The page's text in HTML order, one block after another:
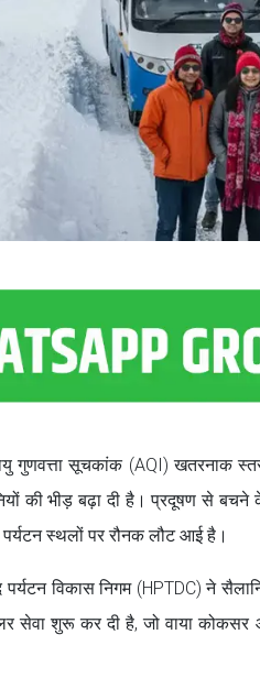
गुणवत्ता सूचकांक (AQI) खतरनाक
की भीड़ बढ़ा दी है। प्रदूषण से बचने
स्थलों पर रौनक लौट आई है।
पर्यटन विकास निगम (HPTDC) ने
सेवा शुरू कर दी है, जो वाया